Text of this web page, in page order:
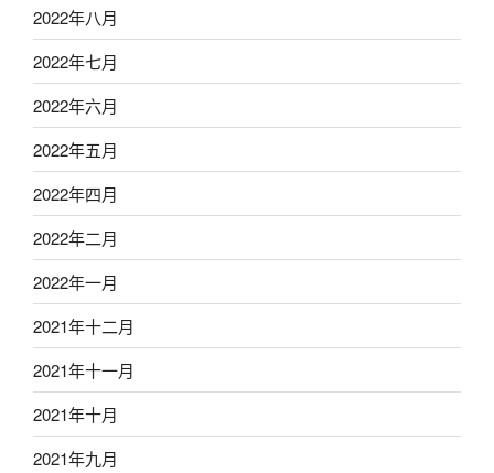
2022年八月
2022年七月
2022年六月
2022年五月
2022年四月
2022年二月
2022年一月
2021年十二月
2021年十一月
2021年十月
2021年九月